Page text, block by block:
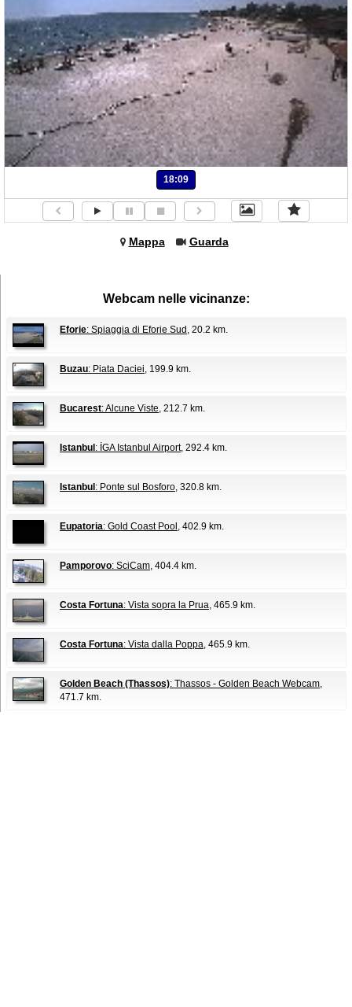
18:09
Mappa Guarda
Webcam nelle vicinanze:
Eforie: Spiaggia di Eforie Sud , 20.2 km.
Buzau: Piata Daciei, 199.9 km.
Bucarest: Alcune Viste, 212.7 km.
Istanbul : İGA Istanbul Airport, 292.4 km.
Istanbul : Ponte sul Bosforo, 320.8 km.
Eupatoria: Gold Coast Pool , 402.9 km.
Pamporovo: SciCam, 404.4 km.
Costa Fortuna: Vista sopra la Prua, 465.9 km.
Costa Fortuna: Vista dalla Poppa, 465.9 km.
Golden Beach (Thassos): Thassos - Golden Beach Webcam,
471.7 km.